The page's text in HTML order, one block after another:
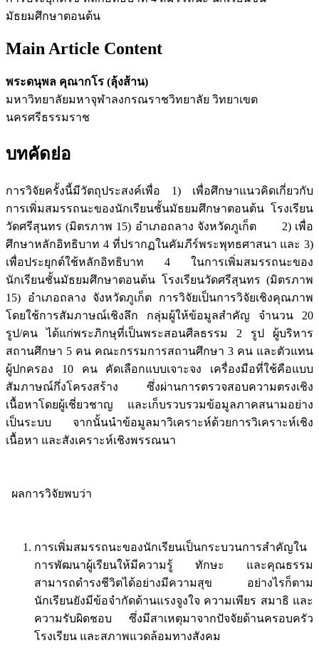
มัธยมศึกษาตอนต้น
Main Article Content
พระดนุพล คุณากโร (ลุ้งส้าน)
มหาวิทยาลัยมหาจุฬาลงกรณราชวิทยาลัย วิทยาเขต
นครศรีธรรมราช
บทคัดย่อ
การวิจัยครั้งนี้มีวัตถุประสงค์เพื่อ 1) เพื่อศึกษาแนวคิดเกี่ยวกับ
การเพิ่มสมรรถนะของนักเรียนชั้นมัธยมศึกษาตอนต้น โรงเรียน
วัดศรีสุนทร (มิตรภาพ 15) อำเภอถลาง จังหวัดภูเก็ต 2) เพื่อ
ศึกษาหลักอิทธิบาท 4 ที่ปรากฏในคัมภีร์พระพุทธศาสนา และ 3)
เพื่อประยุกต์ใช้หลักอิทธิบาท 4 ในการเพิ่มสมรรถนะของ
นักเรียนชั้นมัธยมศึกษาตอนต้น โรงเรียนวัดศรีสุนทร (มิตรภาพ
15) อำเภอถลาง จังหวัดภูเก็ต การวิจัยเป็นการวิจัยเชิงคุณภาพ
โดยใช้การสัมภาษณ์เชิงลึก กลุ่มผู้ให้ข้อมูลสำคัญ จำนวน 20
รูป/คน ได้แก่พระภิกษุที่เป็นพระสอนศีลธรรม 2 รูป ผู้บริหาร
สถานศึกษา 5 คน คณะกรรมการสถานศึกษา 3 คน และตัวแทน
ผู้ปกครอง 10 คน คัดเลือกแบบเจาะจง เครื่องมือที่ใช้คือแบบ
สัมภาษณ์กึ่งโครงสร้าง ซึ่งผ่านการตรวจสอบความตรงเชิง
เนื้อหาโดยผู้เชี่ยวชาญ และเก็บรวบรวมข้อมูลภาคสนามอย่าง
เป็นระบบ จากนั้นนำข้อมูลมาวิเคราะห์ด้วยการวิเคราะห์เชิง
เนื้อหา และสังเคราะห์เชิงพรรณนา
ผลการวิจัยพบว่า
การเพิ่มสมรรถนะของนักเรียนเป็นกระบวนการสำคัญใน
การพัฒนาผู้เรียนให้มีความรู้ ทักษะ และคุณธรรม
สามารถดำรงชีวิตได้อย่างมีความสุข อย่างไรก็ตาม
นักเรียนยังมีข้อจำกัดด้านแรงจูงใจ ความเพียร สมาธิ และ
ความรับผิดชอบ ซึ่งมีสาเหตุมาจากปัจจัยด้านครอบครัว
โรงเรียน และสภาพแวดล้อมทางสังคม